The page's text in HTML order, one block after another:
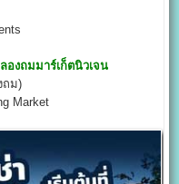
องถมมาร์เก็ตนิวเจน
ถม)
Market